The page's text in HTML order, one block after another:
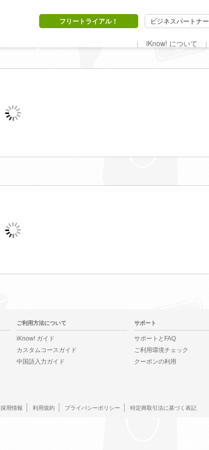
フリートライアル！
ビジネスパートナー
iKnow! について
ご利用方法について
iKnow! ガイド
カスタムコースガイド
中国語入力ガイド
サポート
サポートとFAQ
ご利用環境チェック
クーポンの利用
採用情報 利用規約 プライバシーポリシー 特定商取引法に基づく表記